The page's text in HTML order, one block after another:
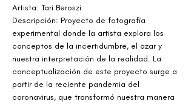
Artista: Tari Beroszi
Descripción: Proyecto de fotografía
experimental donde la artista explora los
conceptos de la incertidumbre, el azar y
nuestra interpretación de la realidad. La
conceptualización de este proyecto surge a
partir de la reciente pandemia del
coronavirus, que transformó nuestra manera